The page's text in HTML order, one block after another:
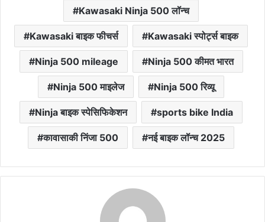
Kawasaki Ninja 500 लॉन्च
Kawasaki बाइक फीचर्स Kawasaki स्पोर्ट्स बाइक
Ninja 500 mileage Ninja 500 कीमत भारत
Ninja 500 माइलेज Ninja 500 रिव्यू
Ninja बाइक स्पेसिफिकेशन sports bike India
कावासाकी निंजा 500 नई बाइक लॉन्च 2025